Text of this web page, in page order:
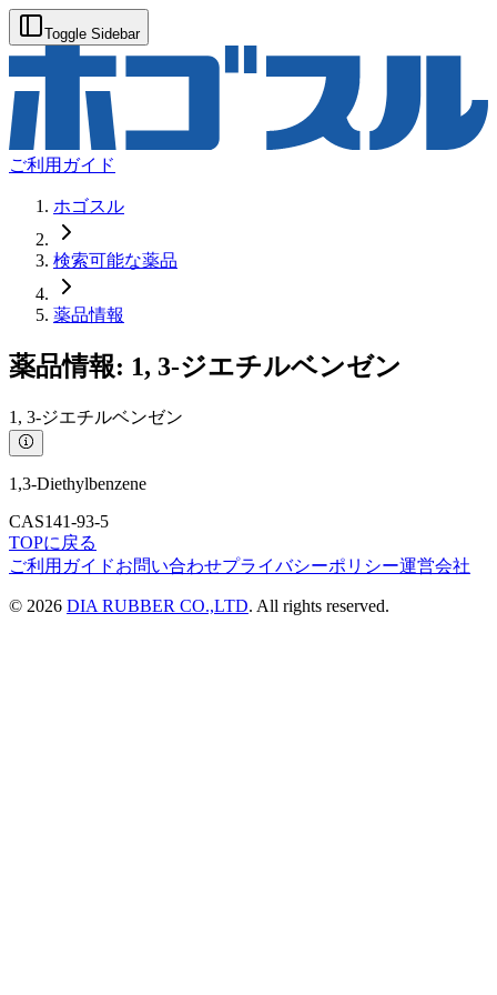
Toggle Sidebar
ご利用ガイド
ホゴスル
検索可能な薬品
薬品情報
薬品情報: 1, 3-ジエチルベンゼン
1, 3-ジエチルベンゼン
1,3-Diethylbenzene
CAS141-93-5
TOPに戻る
ご利用ガイドお問い合わせプライバシーポリシー運営会社
© 2026 DIA RUBBER CO.,LTD. All rights reserved.